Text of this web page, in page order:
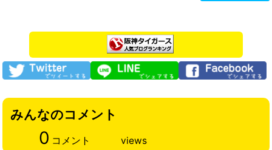
みんなのコメント
0 コメント views